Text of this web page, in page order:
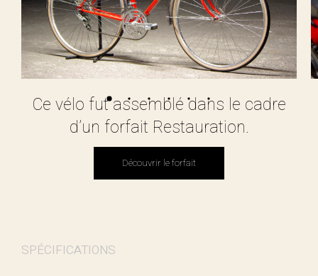
Ce vélo fut assemblé dans le cadre
d’un forfait Restauration.
Découvrir le forfait
Découvrir le forfait
SPÉCIFICATIONS